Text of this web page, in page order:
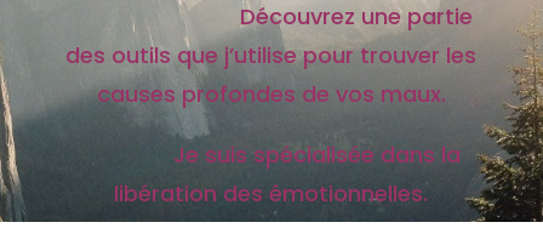
Découvrez une partie
des outils que j’utilise pour trouver les
causes profondes de vos maux.
Je suis spécialisée dans la
libération des émotionnelles.